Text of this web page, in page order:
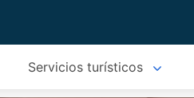
Servicios turísticos